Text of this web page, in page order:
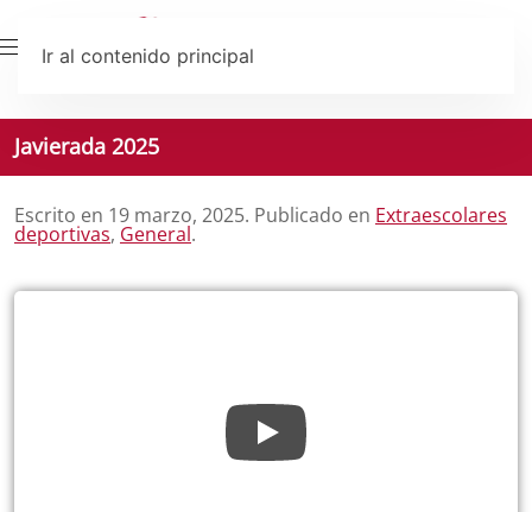
Ir al contenido principal
Javierada 2025
Escrito en 19 marzo, 2025. Publicado en Extraescolares
deportivas, General.